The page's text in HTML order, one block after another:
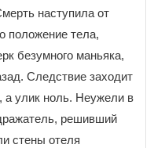
наступила от
положение тела,
безумного маньяка,
Следствие заходит
а улик ноль. Неужели в
решивший
стены отеля